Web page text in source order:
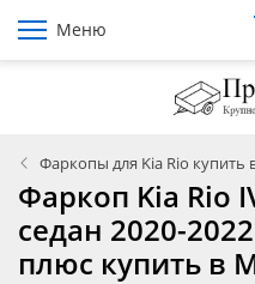
Меню
Фаркопы для Kia Rio купить
Фаркоп Kia Rio
седан 2020-
плюс купить в